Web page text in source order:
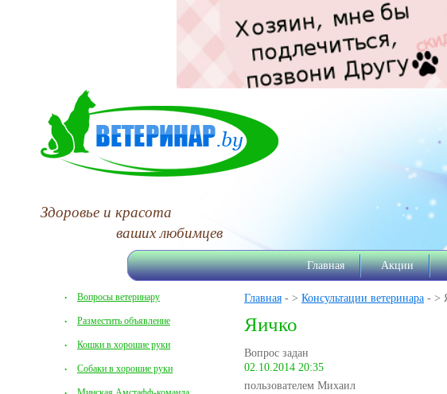
Здоровье и красота
ваших любимцев
Главная Акции
Вопросы ветеринару
Разместить объявление
Кошки в хорошие руки
Собаки в хорошие руки
Главная - > Консультации ветеринара - >
Яичко
Вопрос задан
02.10.2014 20:35
пользователем Михаил